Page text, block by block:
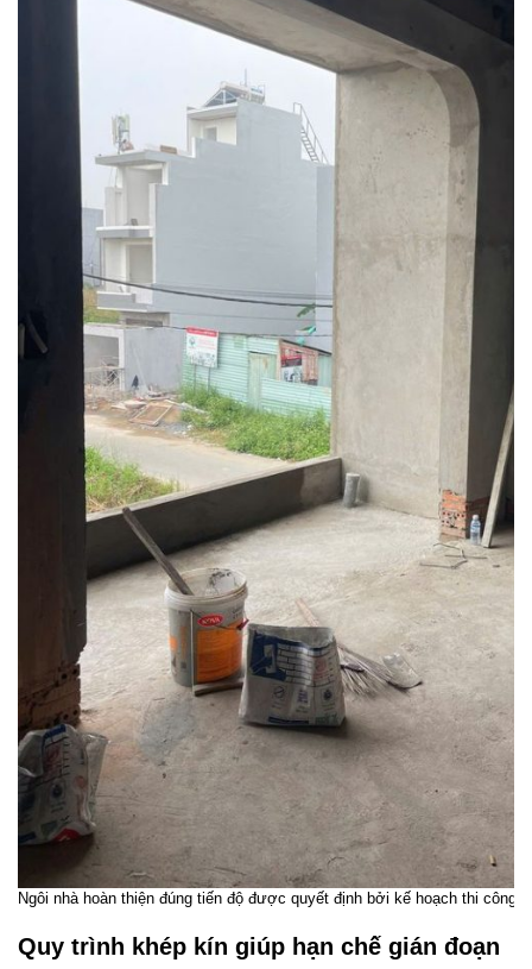
Ngôi nhà hoàn thiện đúng tiến độ được quyết định bởi kế hoạch thi công
Quy trình khép kín giúp hạn chế gián đoạn